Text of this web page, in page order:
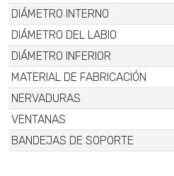
DIÁMETRO INTERNO
DIÁMETRO DEL LABIO
DIÁMETRO INFERIOR
MATERIAL DE FABRICACIÓN
NERVADURAS
VENTANAS
BANDEJAS DE SOPORTE